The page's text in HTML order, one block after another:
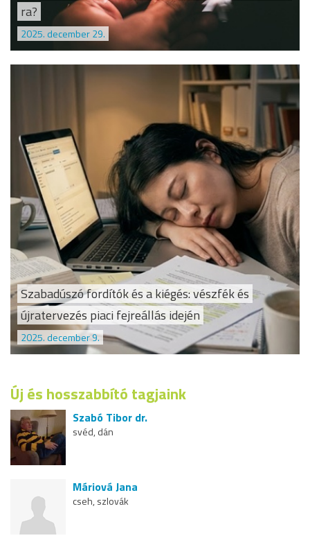
ra?
2025. december 29.
Szabadúszó fordítók és a kiégés: vészfék és
újratervezés piaci fejreállás idején
2025. december 9.
Új és hosszabbító tagjaink
Szabó Tibor dr.
svéd, dán
Máriová Jana
cseh, szlovák